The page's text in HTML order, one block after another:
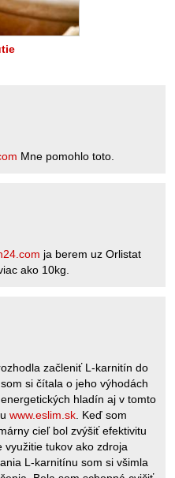
Mne pomohlo toto.
ja berem uz Orlistat
ako 10kg.
začleniť L-karnitín do
si čítala o jeho výhodách
hladín aj v tomto
www.eslim.sk . Keď som
cieľ bol zvýšiť efektivitu
tukov ako zdroja
L-karnitínu som si všimla